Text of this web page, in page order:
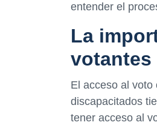
entender el
La
El acceso al
discapacitados
tener acceso al